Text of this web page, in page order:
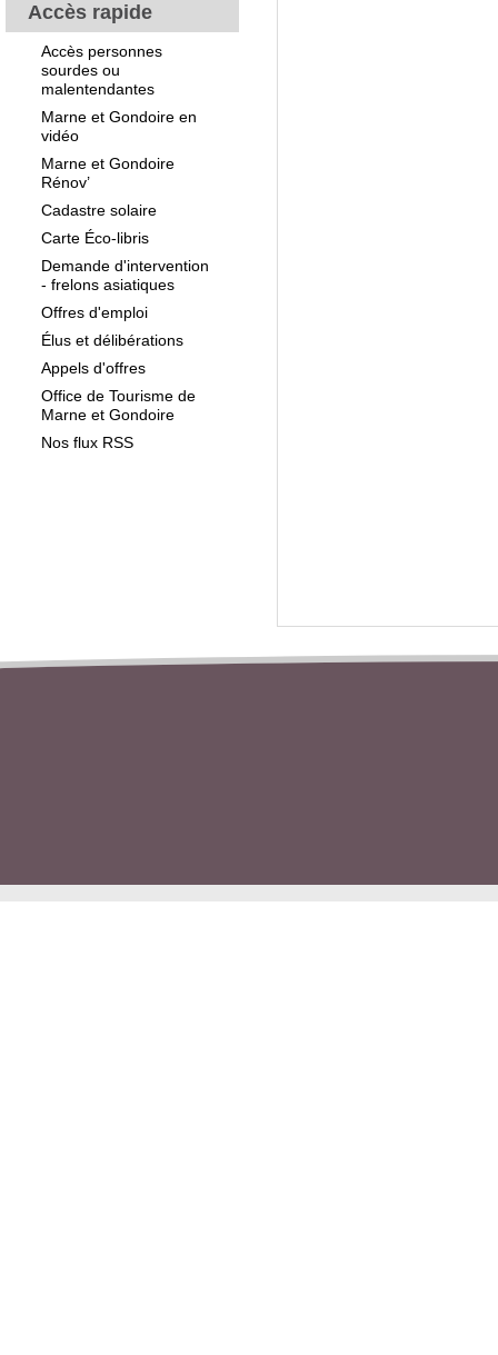
Accès rapide
Accès personnes
sourdes ou
malentendantes
Marne et Gondoire en
vidéo
Marne et Gondoire
Rénov’
Cadastre solaire
Carte Éco-libris
Demande d'intervention
- frelons asiatiques
Offres d'emploi
Élus et délibérations
Appels d'offres
Office de Tourisme de
Marne et Gondoire
Nos flux RSS